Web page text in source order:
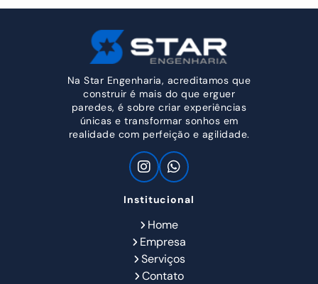
Na Star Engenharia, acreditamos que
construir é mais do que erguer
paredes, é sobre criar experiências
únicas e transformar sonhos em
realidade com perfeição e agilidade.
Institucional
Home
Empresa
Serviços
Contato